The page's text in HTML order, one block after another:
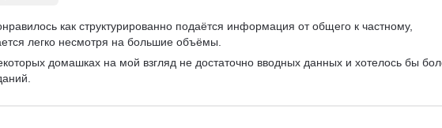
как структурированно подаётся информация от общего к частному,
легко несмотря на большие объёмы.
домашках на мой взгляд не достаточно вводных данных и хотелось бы